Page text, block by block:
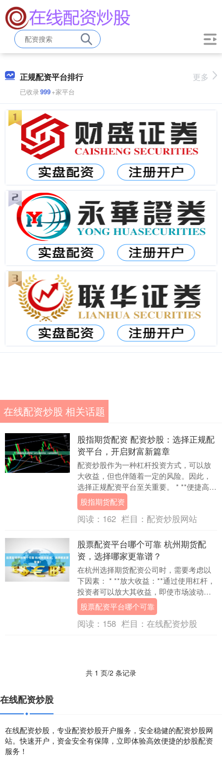
正规配资平台排行
已收录999+家平台
更多
在线配资炒股 相关话题
股指期货配资 配资炒股：选择正规配
资平台，开启财富新篇章
配资炒股作为一种杠杆投资方式，可以放
大收益，但也伴随着一定的风险。因此，
选择正规配资平台至关重要。 * **便捷高
效：**投资者无需逐一联系配资公司，即可
在平台....
股指期货配资
阅读： 162 栏目： 配资炒股网站
股票配资平台哪个可靠 杭州期货配
资，选择哪家更靠谱？
在杭州选择期货配资公司时，需要考虑以
下因素： * **放大收益：**通过使用杠杆，
投资者可以放大其收益，即使市场波动较
小。 **1. 资质和信誉：** 选择持有....
股票配资平台哪个可靠
阅读： 158 栏目： 在线配资炒股
共 1 页/2 条记录
在线配资炒股
在线配资炒股，专业配资炒股开户服务，安全稳健的配资炒股网
站。快速开户，资金安全有保障，立即体验高效便捷的炒股配资
服务！